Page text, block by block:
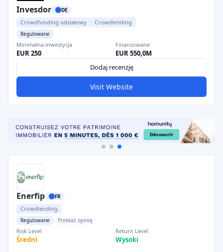
Invesdor DE
Crowdfunding udziałowy Crowdlending
Regulowane
Minimalna inwestycja
EUR 250
Finansowane
EUR 550,0M
Dodaj recenzję
Visit Website
Enerfip FR
Crowdlending
Regulowane Przekaż opinię
Risk Level
Średni
Return Level
Wysoki